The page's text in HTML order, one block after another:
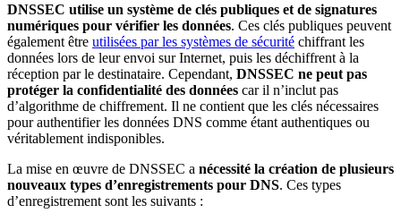
DNSSEC utilise un système de clés publiques et de signatures
numériques pour vérifier les données. Ces clés publiques peuvent
également être utilisées par les systèmes de sécurité chiffrant les
données lors de leur envoi sur Internet, puis les déchiffrent à la
réception par le destinataire. Cependant, DNSSEC ne peut pas
protéger la confidentialité des données car il n’inclut pas
d’algorithme de chiffrement. Il ne contient que les clés nécessaires
pour authentifier les données DNS comme étant authentiques ou
véritablement indisponibles.
La mise en œuvre de DNSSEC a nécessité la création de plusieurs
nouveaux types d’enregistrements pour DNS. Ces types
d’enregistrement sont les suivants :